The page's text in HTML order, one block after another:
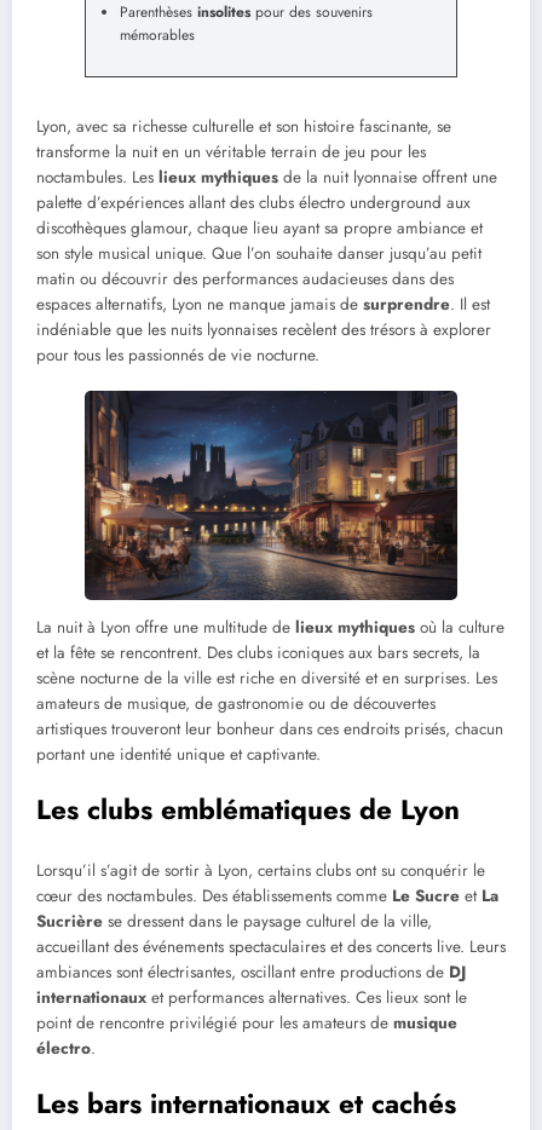
Parenthèses insolitespour des souvenirs
mémorables
Lyon, avec sa richesse culturelle et son histoire fascinante, se
transforme la nuit en un véritable terrain de jeu pour les
noctambules. Les lieux mythiques de la nuit lyonnaise offrent une
palette d’expériences allant des clubs électro underground aux
discothèques glamour, chaque lieu ayant sa propre ambiance et
son style musical unique. Que l’on souhaite danser jusqu’au petit
matin ou découvrir des performances audacieuses dans des
espaces alternatifs, Lyon ne manque jamais de surprendre. Il est
indéniable que les nuits lyonnaises recèlent des trésors à explorer
pour tous les passionnés de vie nocturne.
La nuit à Lyon offre une multitude de lieux mythiques où la culture
et la fête se rencontrent. Des clubs iconiques aux bars secrets, la
scène nocturne de la ville est riche en diversité et en surprises. Les
amateurs de musique, de gastronomie ou de découvertes
artistiques trouveront leur bonheur dans ces endroits prisés, chacun
portant une identité unique et captivante.
Les clubs emblématiques de Lyon
Lorsqu’il s’agit de sortir à Lyon, certains clubs ont su conquérir le
cœur des noctambules. Des établissements comme Le Sucre et La
Sucrière se dressent dans le paysage culturel de la ville,
accueillant des événements spectaculaires et des concerts live. Leurs
ambiances sont électrisantes, oscillant entre productions de DJ
internationaux et performances alternatives. Ces lieux sont le
point de rencontre privilégié pour les amateurs de musique
électro.
Les bars internationaux et cachés